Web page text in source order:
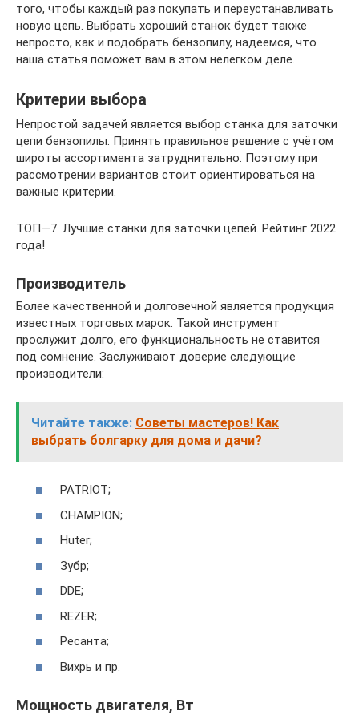
того, чтобы каждый раз покупать и переустанавливать
новую цепь. Выбрать хороший станок будет также
непросто, как и подобрать бензопилу, надеемся, что
наша статья поможет вам в этом нелегком деле.
Критерии выбора
Непростой задачей является выбор станка для заточки
цепи бензопилы. Принять правильное решение с учётом
широты ассортимента затруднительно. Поэтому при
рассмотрении вариантов стоит ориентироваться на
важные критерии.
ТОП—7. Лучшие станки для заточки цепей. Рейтинг 2022
года!
Производитель
Более качественной и долговечной является продукция
известных торговых марок. Такой инструмент
прослужит долго, его функциональность не ставится
под сомнение. Заслуживают доверие следующие
производители:
Читайте также: Советы мастеров! Как
выбрать болгарку для дома и дачи?
PATRIOT;
CHAMPION;
Huter;
Зубр;
DDE;
REZER;
Ресанта;
Вихрь и пр.
Мощность двигателя, Вт